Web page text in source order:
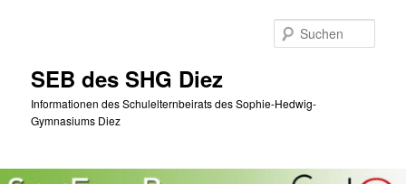
SEB des SHG Diez
Informationen des Schulelternbeirats des Sophie-Hedwig-
Gymnasiums Diez